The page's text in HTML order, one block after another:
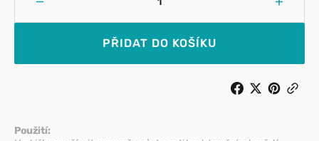
množství
–
antistatické
Zvýšit
–
na
PŘIDAT DO KOŠÍKU
Použití: